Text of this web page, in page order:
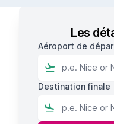
Les
Aéroport de
Destination finale